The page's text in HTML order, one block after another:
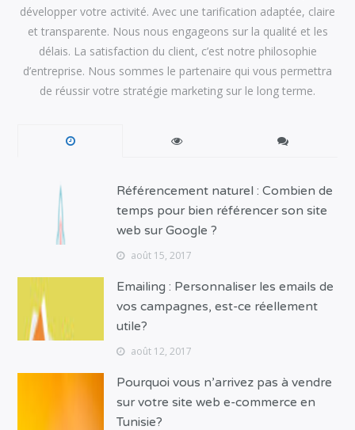
développer votre activité. Avec une tarification adaptée, claire
et transparente. Nous nous engageons sur la qualité et les
délais. La satisfaction du client, c’est notre philosophie
d’entreprise. Nous sommes le partenaire qui vous permettra
de réussir votre stratégie marketing sur le long terme.
Référencement naturel : Combien de
temps pour bien référencer son site
web sur Google ?
août 15, 2017
Emailing : Personnaliser les emails de
vos campagnes, est-ce réellement
utile?
août 12, 2017
Pourquoi vous n’arrivez pas à vendre
sur votre site web e-commerce en
Tunisie?